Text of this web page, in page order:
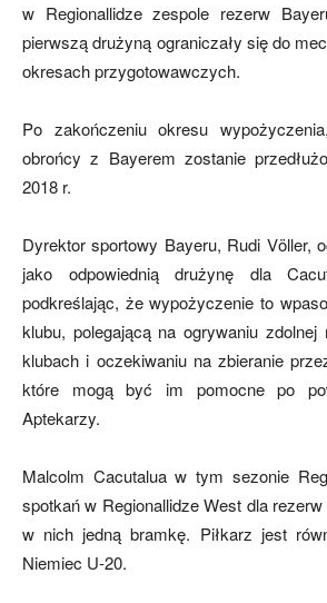
mecze,
skład)
w Regionallidze zespole rezerw
pierwszą drużyną ograniczały się do
okresach przygotowawczych.
Po zakończeniu okresu
obrońcy z Bayerem zostanie
2018 r.
Dyrektor sportowy Bayeru, Rudi Völler,
jako odpowiednią drużynę dla
podkreślając, że wypożyczenie to
klubu, polegającą na ogrywaniu zdolnej
klubach i oczekiwaniu na zbieranie
które mogą być im pomocne po
Aptekarzy.
Malcolm Cacutalua w tym sezonie
spotkań w Regionallidze West dla
w nich jedną bramkę. Piłkarz jest
Niemiec U-20.